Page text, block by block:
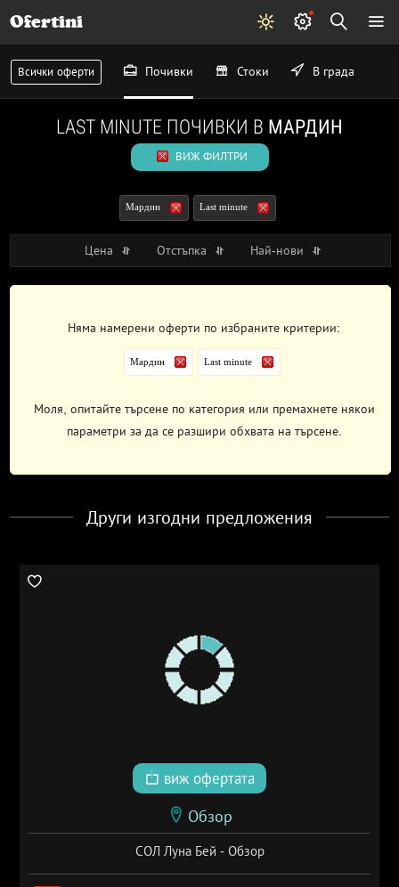
Ofertini
Всички оферти Почивки Стоки В града
LAST MINUTE ПОЧИВКИ В МАРДИН
ВИЖ ФИЛТРИ
Мардин Last minute
Цена Отстъпка Най-нови
Няма намерени оферти по избраните критерии:
Мардин Last minute
Моля, опитайте търсене по категория или премахнете някои
параметри за да се разшири обхвата на търсене.
Други изгодни предложения
виж офертата
Обзор
СОЛ Луна Бей - Обзор